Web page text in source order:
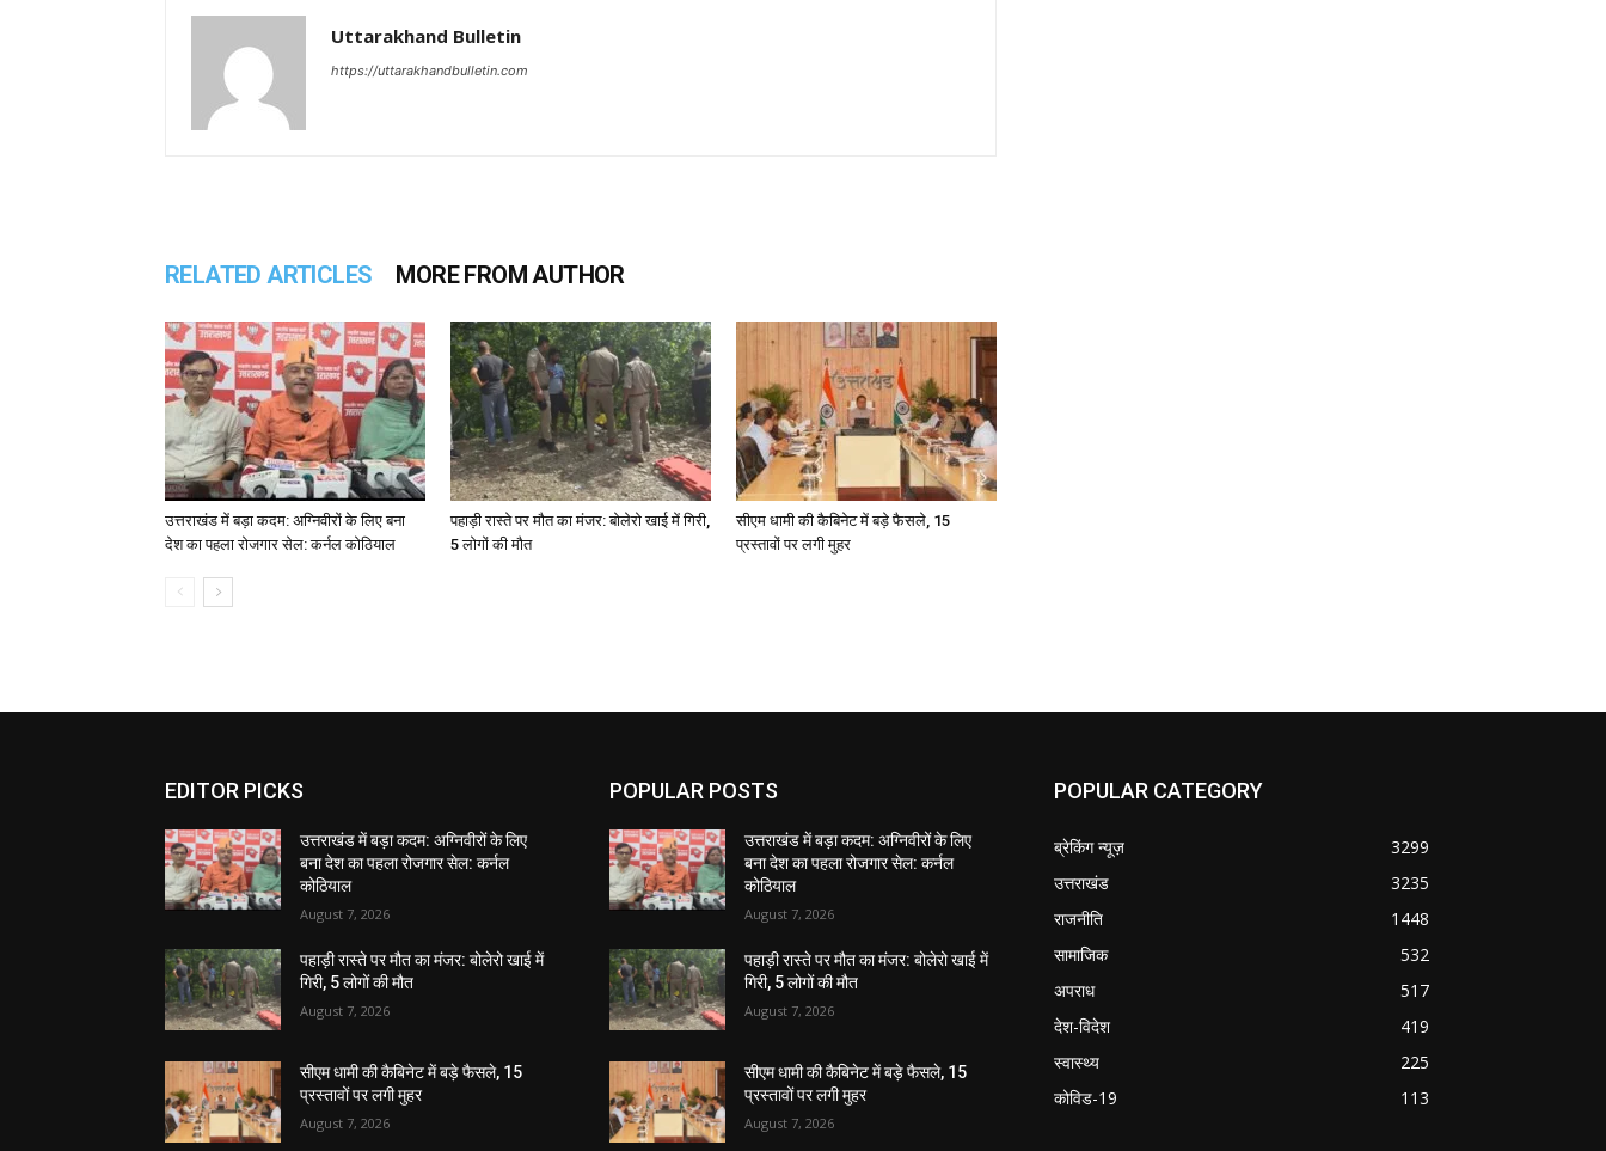
Uttarakhand Bulletin
https://uttarakhandbulletin.com
RELATED ARTICLES MORE FROM AUTHOR
उत्तराखंड में बड़ा कदम: अग्निवीरों के लिए बना
देश का पहला रोजगार सेल: कर्नल कोठियाल
पहाड़ी रास्ते पर मौत का मंजर: बोलेरो खाई में गिरी,
5 लोगों की मौत
सीएम धामी की कैबिनेट में बड़े फैसले, 15
प्रस्तावों पर लगी मुहर
EDITOR PICKS
उत्तराखंड में बड़ा कदम: अग्निवीरों के लिए
बना देश का पहला रोजगार सेल: कर्नल
कोठियाल
August 7, 2026
पहाड़ी रास्ते पर मौत का मंजर: बोलेरो खाई में
गिरी, 5 लोगों की मौत
August 7, 2026
सीएम धामी की कैबिनेट में बड़े फैसले, 15
प्रस्तावों पर लगी मुहर
August 7, 2026
POPULAR POSTS
उत्तराखंड में बड़ा कदम: अग्निवीरों के लिए
बना देश का पहला रोजगार सेल: कर्नल
कोठियाल
August 7, 2026
पहाड़ी रास्ते पर मौत का मंजर: बोलेरो खाई में
गिरी, 5 लोगों की मौत
August 7, 2026
सीएम धामी की कैबिनेट में बड़े फैसले, 15
प्रस्तावों पर लगी मुहर
August 7, 2026
POPULAR CATEGORY
ब्रेकिंग न्यूज़
3299
उत्तराखंड
3235
राजनीति
1448
सामाजिक
532
अपराध
517
देश-विदेश
419
स्वास्थ्य
225
कोविड-19
113